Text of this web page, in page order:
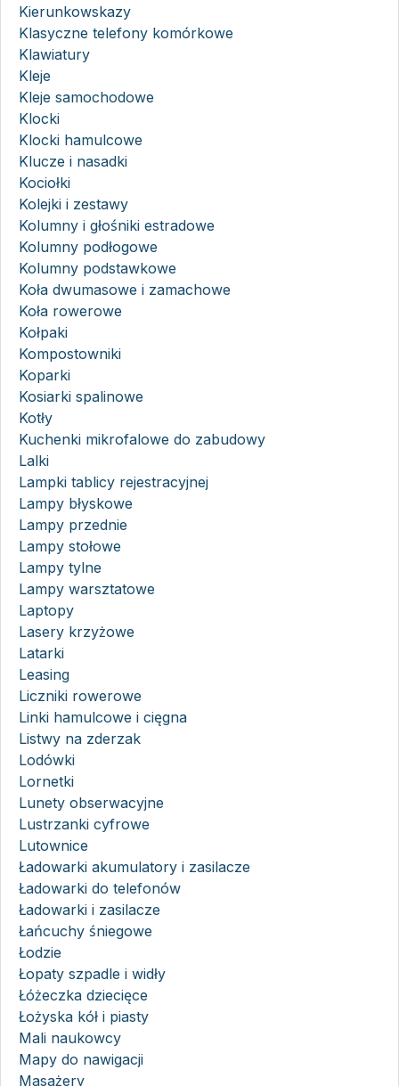
Kierunkowskazy
Klasyczne telefony komórkowe
Klawiatury
Kleje
Kleje samochodowe
Klocki
Klocki hamulcowe
Klucze i nasadki
Kociołki
Kolejki i zestawy
Kolumny i głośniki estradowe
Kolumny podłogowe
Kolumny podstawkowe
Koła dwumasowe i zamachowe
Koła rowerowe
Kołpaki
Kompostowniki
Koparki
Kosiarki spalinowe
Kotły
Kuchenki mikrofalowe do zabudowy
Lalki
Lampki tablicy rejestracyjnej
Lampy błyskowe
Lampy przednie
Lampy stołowe
Lampy tylne
Lampy warsztatowe
Laptopy
Lasery krzyżowe
Latarki
Leasing
Liczniki rowerowe
Linki hamulcowe i cięgna
Listwy na zderzak
Lodówki
Lornetki
Lunety obserwacyjne
Lustrzanki cyfrowe
Lutownice
Ładowarki akumulatory i zasilacze
Ładowarki do telefonów
Ładowarki i zasilacze
Łańcuchy śniegowe
Łodzie
Łopaty szpadle i widły
Łóżeczka dziecięce
Łożyska kół i piasty
Mali naukowcy
Mapy do nawigacji
Masażery